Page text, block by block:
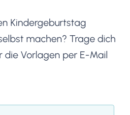
Kindergeburtstag
machen? Trage dich
die Vorlagen per E-Mail